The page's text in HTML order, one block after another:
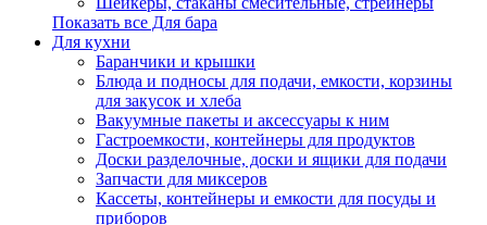
Показать все Для бара
Для кухни
Баранчики и крышки
Блюда и подносы для подачи, емкости, корзины
для закусок и хлеба
Вакуумные пакеты и аксессуары к ним
Гастроемкости, контейнеры для продуктов
Доски разделочные, доски и ящики для подачи
Запчасти для миксеров
Кассеты, контейнеры и емкости для посуды и
приборов